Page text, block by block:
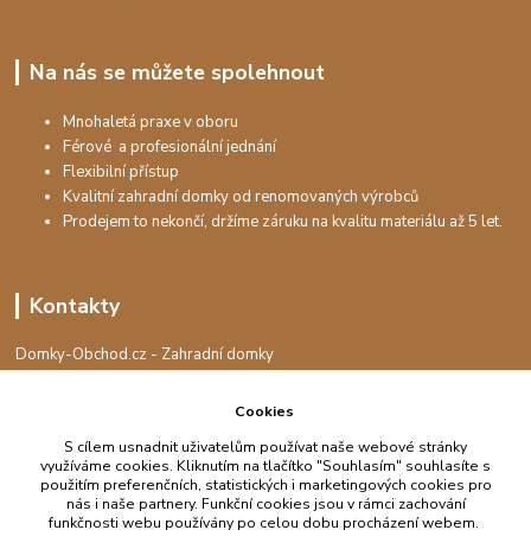
Na nás se můžete spolehnout
Mnohaletá praxe v oboru
Férové a profesionální jednání
Flexibilní přístup
Kvalitní zahradní domky od renomovaných výrobců
Prodejem to nekončí, držíme záruku na kvalitu materiálu až 5 let.
Kontakty
Domky-Obchod.cz - Zahradní domky
+420 730 501 925
info@domky-obchod.cz
Cookies
S cílem usnadnit uživatelům používat naše webové stránky
využíváme cookies. Kliknutím na tlačítko "Souhlasím" souhlasíte s
použitím preferenčních, statistických i marketingových cookies pro
nás i naše partnery. Funkční cookies jsou v rámci zachování
funkčnosti webu používány po celou dobu procházení webem.